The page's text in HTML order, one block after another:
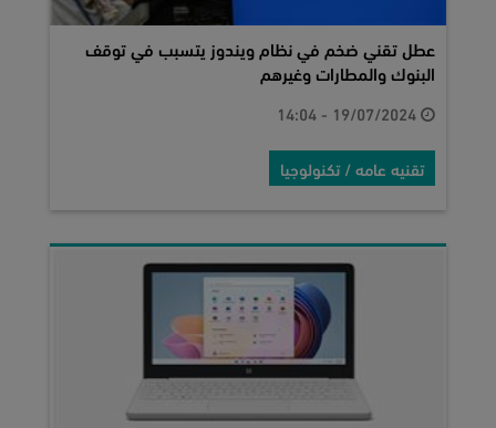
عطل تقني ضخم في نظام ويندوز يتسبب في توقف
البنوك والمطارات وغيرهم
تقنيه عامه / تكنولوجيا